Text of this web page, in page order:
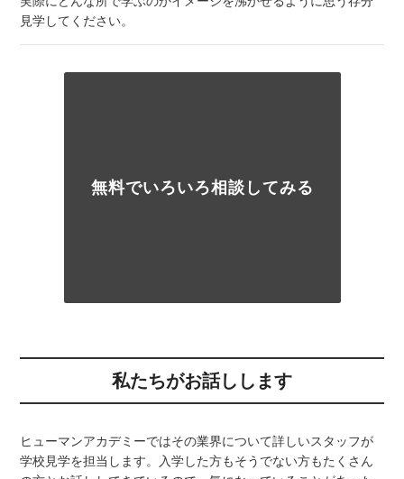
見学してください。
無料でいろいろ相談してみる
私たちがお話しします
ヒューマンアカデミーではその業界について詳しいスタッフが
学校見学を担当します。入学した方もそうでない方もたくさん